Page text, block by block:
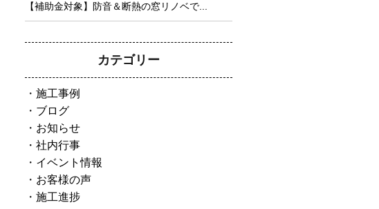
【補助金対象】防音＆断熱の窓リノベで...
カテゴリー
施工事例
ブログ
お知らせ
社内行事
イベント情報
お客様の声
施工進捗